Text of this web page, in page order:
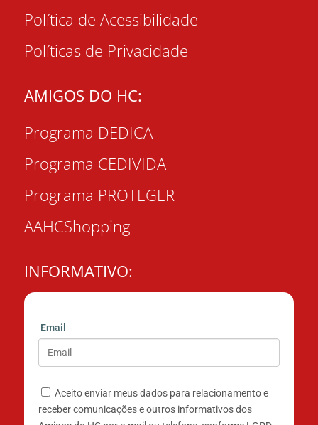
Política de Acessibilidade
Políticas de Privacidade
AMIGOS DO HC:
Programa DEDICA
Programa CEDIVIDA
Programa PROTEGER
AAHCShopping
INFORMATIVO:
Email
Aceito enviar meus dados para relacionamento e
receber comunicações e outros informativos dos